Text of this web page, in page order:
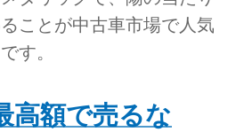
ことが中古車市場で人気
す。
高額で売るな